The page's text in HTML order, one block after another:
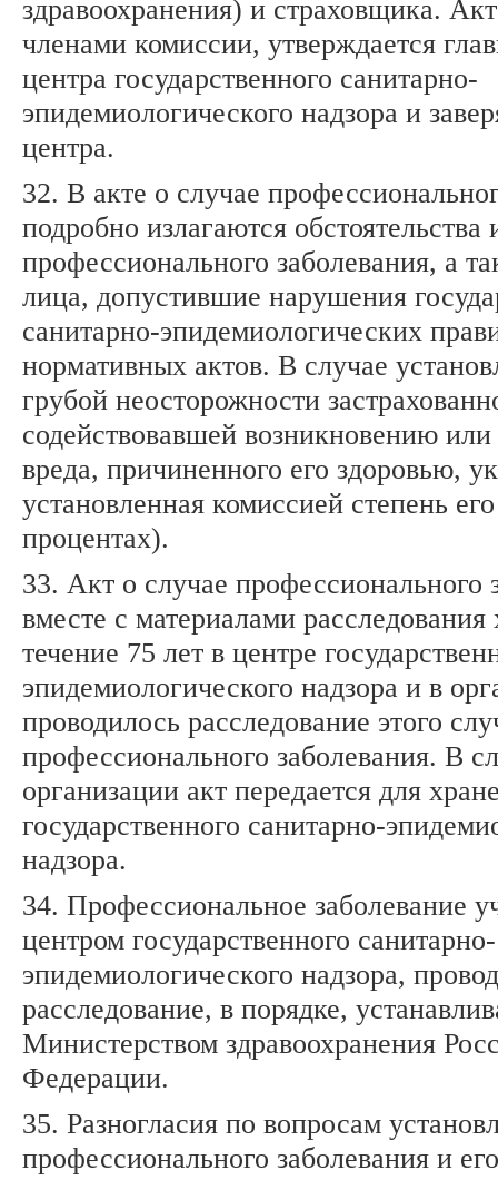
здравоохранения) и страховщика.
членами комиссии, утверждается
центра государственного санитарно-
эпидемиологического надзора и
центра.
32. В акте о случае
подробно излагаются
профессионального заболевания, а
лица, допустившие нарушения
санитарно-эпидемиологических
нормативных актов. В случае
грубой неосторожности
содействовавшей возникновению
вреда, причиненного его здоровью,
установленная комиссией степень
процентах).
33. Акт о случае профессионального
вместе с материалами расследования
течение 75 лет в центре
эпидемиологического надзора и в
проводилось расследование этого
профессионального заболевания. В
организации акт передается для
государственного санитарно-
надзора.
34. Профессиональное заболевание
центром государственного санитарно-
эпидемиологического надзора,
расследование, в порядке,
Министерством здравоохранения
Федерации.
35. Разногласия по вопросам
профессионального заболевания и